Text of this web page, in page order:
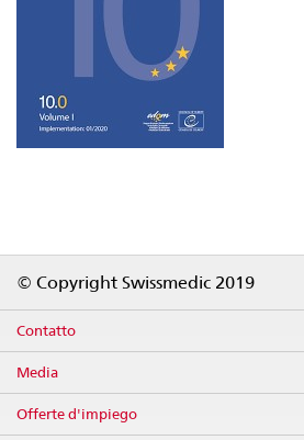
© Copyright Swissmedic 2019
Contatto
Media
Offerte d'impiego